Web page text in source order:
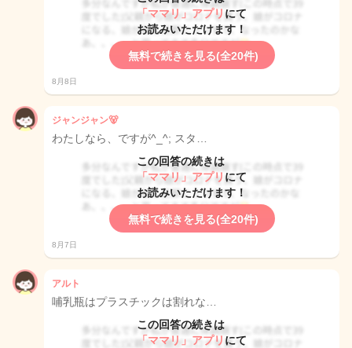
「ママリ」アプリ にて
お読みいただけます！
無料で続きを見る(全20件)
8月8日
ジャンジャン🐻
わたしなら、ですが^_^; スタ…
この回答の続きは
「ママリ」アプリ にて
お読みいただけます！
無料で続きを見る(全20件)
8月7日
アルト
哺乳瓶はプラスチックは割れな…
この回答の続きは
「ママリ」アプリ にて